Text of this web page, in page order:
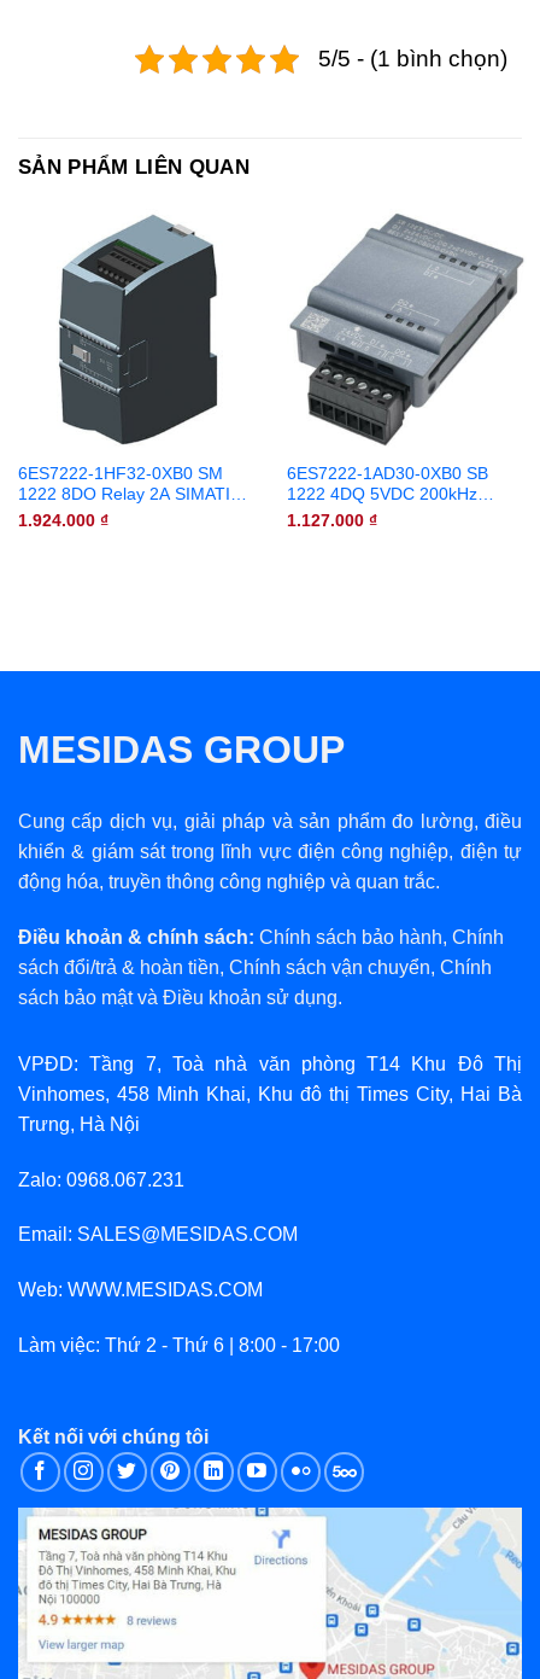
5/5 - (1 bình chọn)
SẢN PHẨM LIÊN QUAN
6ES7222-1HF32-0XB0 SM
1222 8DO Relay 2A SIMATIC
S7-1200
1.924.000 ₫
6ES7222-1AD30-0XB0 SB
1222 4DQ 5VDC 200kHz
SIMATIC S7-1200
1.127.000 ₫
MESIDAS GROUP
Cung cấp dịch vụ, giải pháp và sản phẩm đo lường, điều
khiển & giám sát trong lĩnh vực điện công nghiệp, điện tự
động hóa, truyền thông công nghiệp và quan trắc.
Điều khoản & chính sách: Chính sách bảo hành, Chính
sách đổi/trả & hoàn tiền, Chính sách vận chuyển, Chính
sách bảo mậtvà Điều khoản sử dụng.
VPĐD: Tầng 7, Toà nhà văn phòng T14 Khu Đô Thị
Vinhomes, 458 Minh Khai, Khu đô thị Times City, Hai Bà
Trưng, Hà Nội
Zalo: 0968.067.231
Email: SALES@MESIDAS.COM
Web: WWW.MESIDAS.COM
Làm việc: Thứ 2 - Thứ 6 | 8:00 - 17:00
Kết nối với chúng tôi